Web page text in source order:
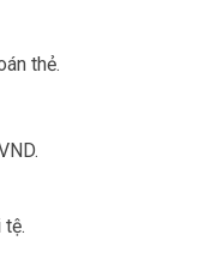
thẻ.